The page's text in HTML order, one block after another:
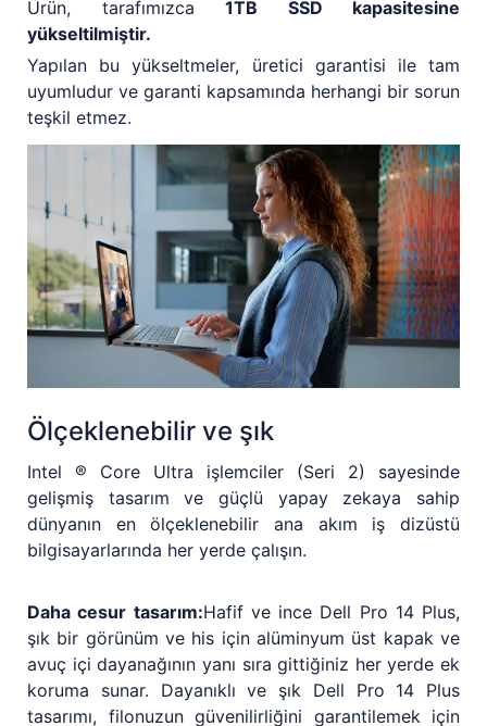
Ürün, tarafımızca 1TB SSD kapasitesine
yükseltilmiştir.
Yapılan bu yükseltmeler, üretici garantisi ile tam
uyumludur ve garanti kapsamında herhangi bir sorun
teşkil etmez.
Ölçeklenebilir ve şık
Intel ® Core Ultra işlemciler (Seri 2) sayesinde
gelişmiş tasarım ve güçlü yapay zekaya sahip
dünyanın en ölçeklenebilir ana akım iş dizüstü
bilgisayarlarında her yerde çalışın.
Daha cesur tasarım:Hafif ve ince Dell Pro 14 Plus,
şık bir görünüm ve his için alüminyum üst kapak ve
avuç içi dayanağının yanı sıra gittiğiniz her yerde ek
koruma sunar. Dayanıklı ve şık Dell Pro 14 Plus
tasarımı, filonuzun güvenilirliğini garantilemek için